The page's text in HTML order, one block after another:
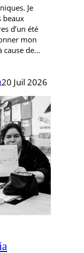
Je
beaux
d’un été
mon
cause de…
20 Juil 2026